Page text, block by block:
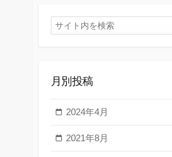
検
索
月別投稿
2024年4月
2021年8月